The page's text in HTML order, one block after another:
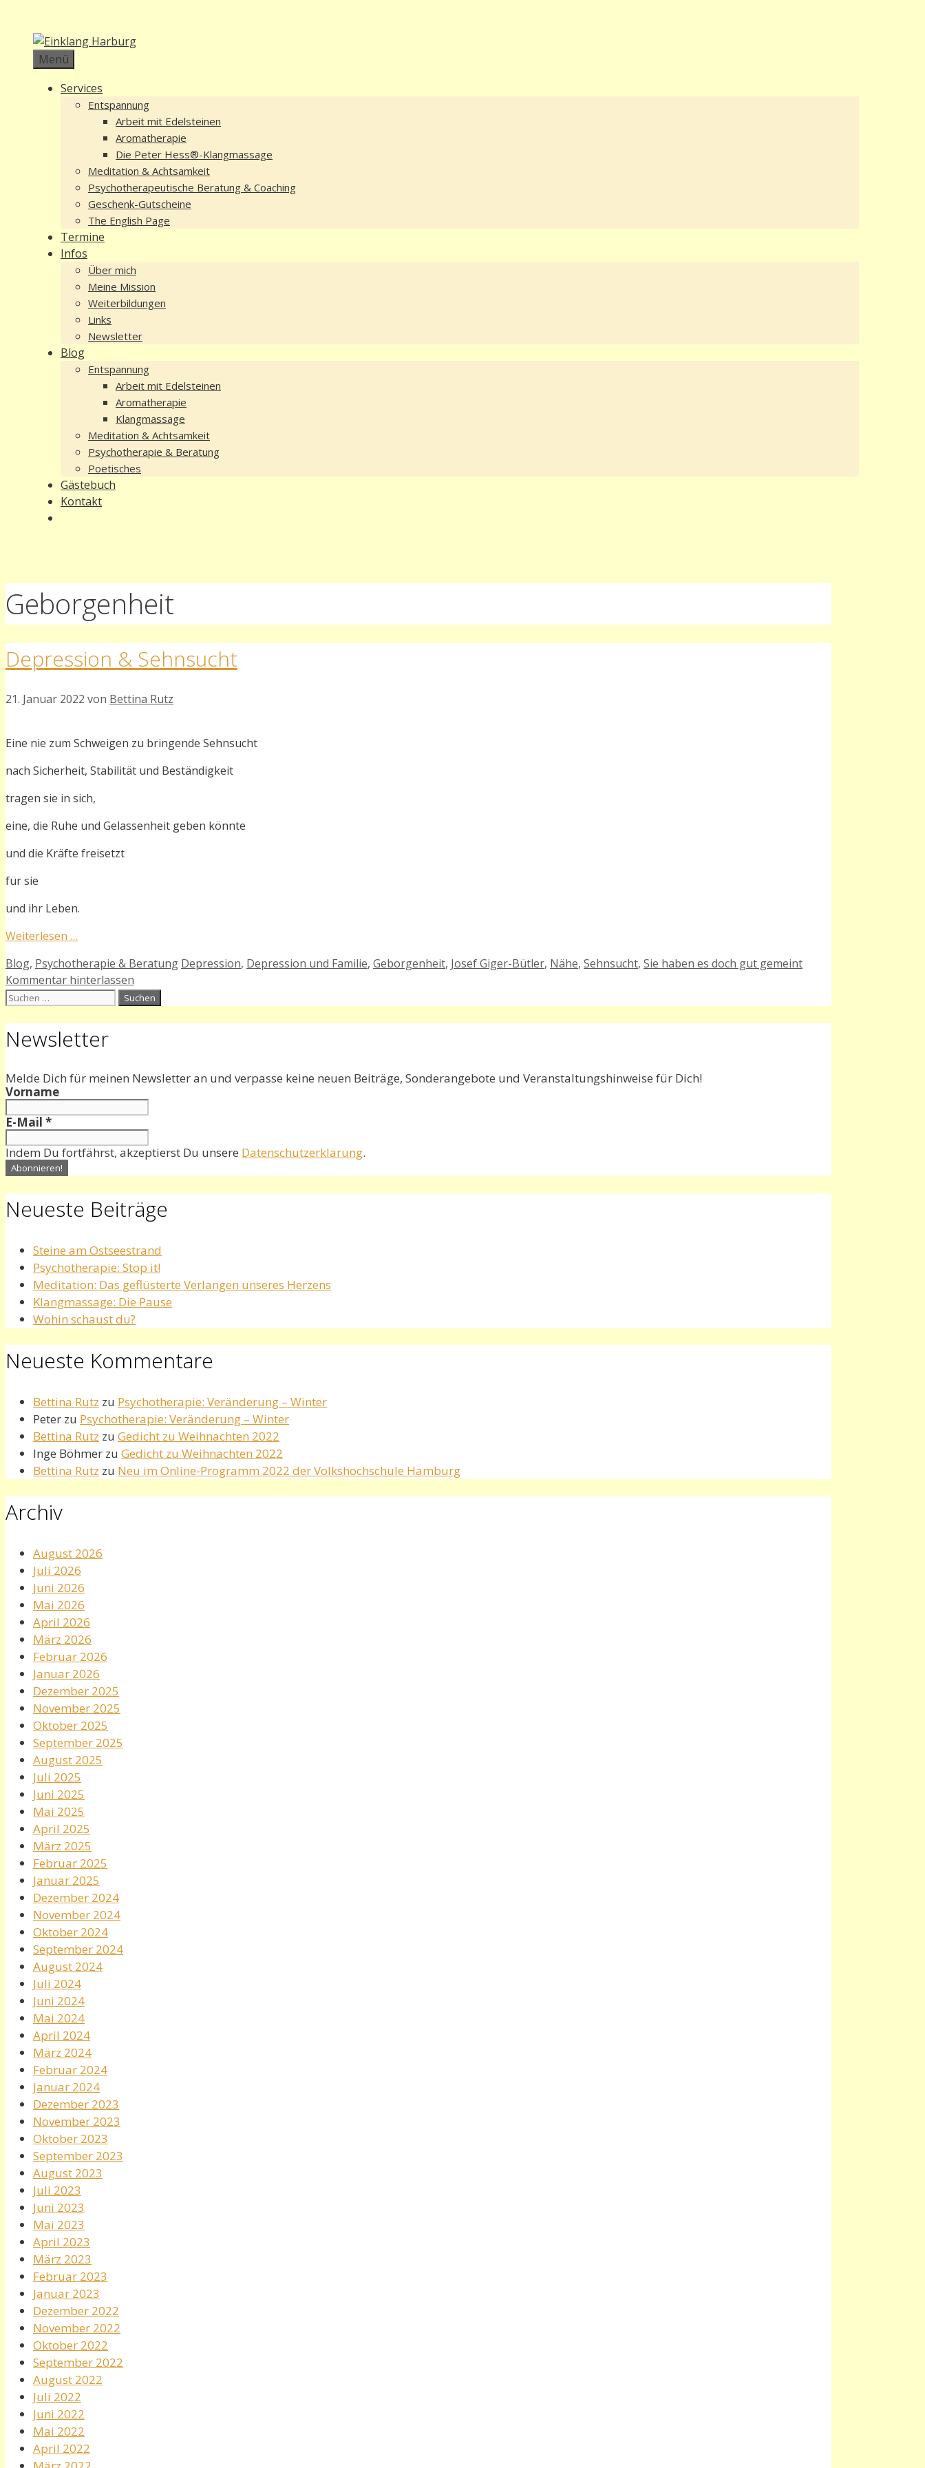
Inhalt
springen
Menü
Services
Entspannung
Arbeit mit Edelsteinen
Aromatherapie
Die Peter Hess®-Klangmassage
Meditation & Achtsamkeit
Psychotherapeutische Beratung & Coaching
Geschenk-Gutscheine
The English Page
Termine
Infos
Über mich
Meine Mission
Weiterbildungen
Links
Newsletter
Blog
Entspannung
Arbeit mit Edelsteinen
Aromatherapie
Klangmassage
Meditation & Achtsamkeit
Psychotherapie & Beratung
Poetisches
Gästebuch
Kontakt
Geborgenheit
Depression & Sehnsucht
21. Januar 2022 von Bettina Rutz
Eine nie zum Schweigen zu bringende Sehnsucht
nach Sicherheit, Stabilität und Beständigkeit
tragen sie in sich,
eine, die Ruhe und Gelassenheit geben könnte
und die Kräfte freisetzt
für sie
und ihr Leben.
Weiterlesen …
Kategorien
Blog, Psychotherapie & Beratung Schlagwörter
Depression, Depression und Familie, Geborgenheit, Josef Giger-Bütler, Nähe, Sehnsucht, Sie haben es doch gut gemeint
Kommentar hinterlassen
Suchen
Newsletter
Melde Dich für meinen Newsletter an und verpasse keine neuen Beiträge, Sonderangebote und Veranstaltungshinweise für Dich!
Vorname
E-Mail *
Indem Du fortfährst, akzeptierst Du unsere Datenschutzerklärung.
Neueste Beiträge
Steine am Ostseestrand
Psychotherapie: Stop it!
Meditation: Das geflüsterte Verlangen unseres Herzens
Klangmassage: Die Pause
Wohin schaust du?
Neueste Kommentare
Bettina Rutz zu Psychotherapie: Veränderung – Winter
Peter zu Psychotherapie: Veränderung – Winter
Bettina Rutz zu Gedicht zu Weihnachten 2022
Inge Böhmer zu Gedicht zu Weihnachten 2022
Bettina Rutz zu Neu im Online-Programm 2022 der Volkshochschule Hamburg
Archiv
August 2026
Juli 2026
Juni 2026
Mai 2026
April 2026
März 2026
Februar 2026
Januar 2026
Dezember 2025
November 2025
Oktober 2025
September 2025
August 2025
Juli 2025
Juni 2025
Mai 2025
April 2025
März 2025
Februar 2025
Januar 2025
Dezember 2024
November 2024
Oktober 2024
September 2024
August 2024
Juli 2024
Juni 2024
Mai 2024
April 2024
März 2024
Februar 2024
Januar 2024
Dezember 2023
November 2023
Oktober 2023
September 2023
August 2023
Juli 2023
Juni 2023
Mai 2023
April 2023
März 2023
Februar 2023
Januar 2023
Dezember 2022
November 2022
Oktober 2022
September 2022
August 2022
Juli 2022
Juni 2022
Mai 2022
April 2022